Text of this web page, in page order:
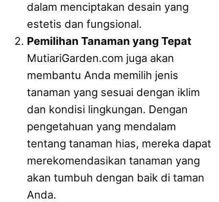
dalam menciptakan desain yang
estetis dan fungsional.
Pemilihan Tanaman yang Tepat
MutiariGarden.com juga akan
membantu Anda memilih jenis
tanaman yang sesuai dengan iklim
dan kondisi lingkungan. Dengan
pengetahuan yang mendalam
tentang tanaman hias, mereka dapat
merekomendasikan tanaman yang
akan tumbuh dengan baik di taman
Anda.